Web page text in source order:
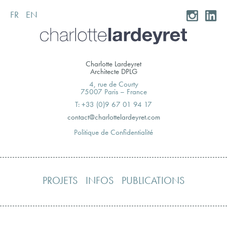
Skip
to
FR EN
Charlotte Lardeyret
Architecte DPLG
4, rue de Courty
75007 Paris – France
T: +33 (0)9 67 01 94 17
moc.teryedralettolrahc@tcatnoc
Politique de Confidentialité
PROJETS INFOS PUBLICATIONS